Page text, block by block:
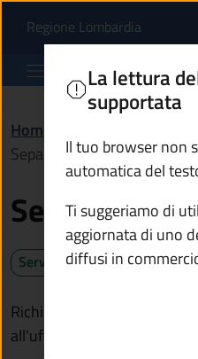
Regione Lombardia(apre in
Comune di
Home
Separazione e divorzio
Separazione
Servizio attivo
Richiedi la separazione o il
all'ufficio di stato civile del
La lettura
supportata
Il tuo browser non
automatica del
Ti suggeriamo di
aggiornata di uno
diffusi in